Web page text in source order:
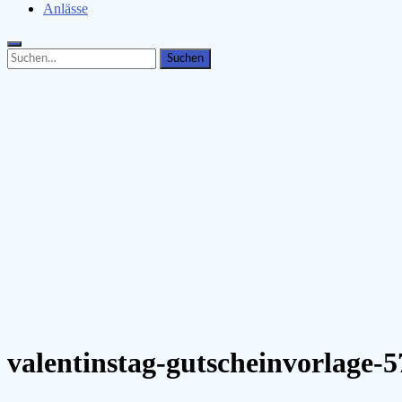
Anlässe
Search
for:
Search
valentinstag-gutscheinvorlage-